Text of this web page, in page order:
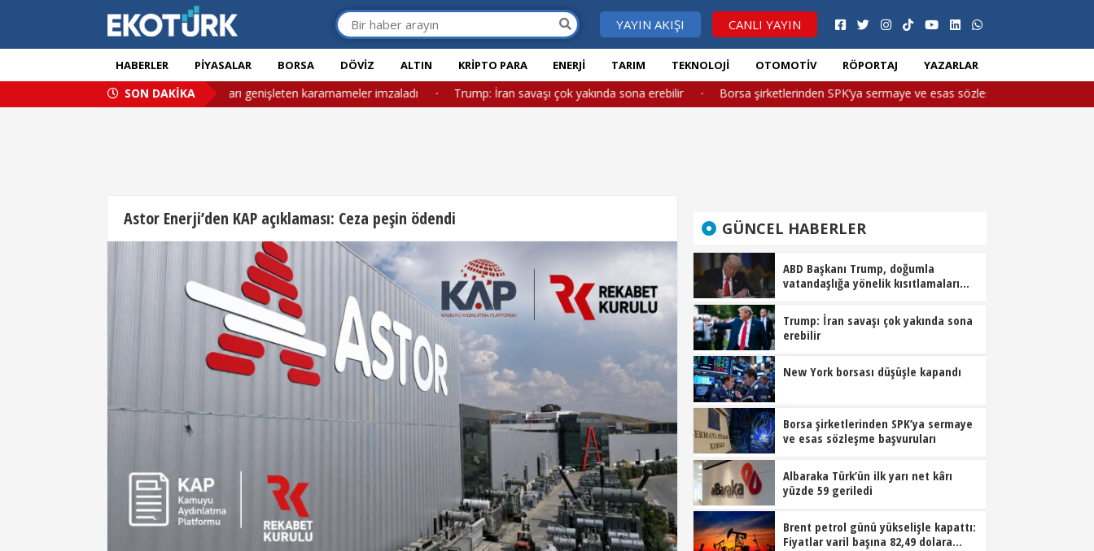
YAYIN AKIŞI CANLI YAYIN
HABERLER PIYASALAR BORSA DÖVIZ ALTIN KRIPTO PARA ENERJI TARIM TEKNOLOJI OTOMOTIV RÖPORTAJ YAZARLAR
SON DAKİKA
vatandaşlığa yönelik kısıtlamaları genişleten kararnameler imzaladı· Trump: İran savaşı çok yakında sona erebilir· Borsa şirketlerinden SPK’ya sermaye ve esas sözleşme başvuruları
Astor Enerji’den KAP açıklaması: Ceza peşin ödendi GÜNCEL HABERLER
ABD Başkanı Trump, doğumla
vatandaşlığa yönelik kısıtlamaları
Trump: İran savaşı çok yakında sona
erebilir
New York borsası düşüşle kapandı
Borsa şirketlerinden SPK’ya sermaye
ve esas sözleşme başvuruları
Albaraka Türk’ün ilk yarı net kârı
yüzde 59 geriledi
Brent petrol günü yükselişle kapattı:
Fiyatlar varil başına 82,49 dolara